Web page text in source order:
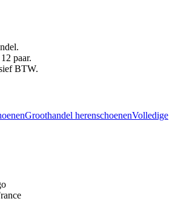
paar.
BTW.
Groothandel herenschoenenVolledige